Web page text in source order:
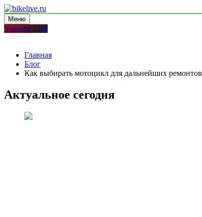
Перейти
к
содержимому
bikelive.ru
блог про мотоциклы
Меню
Youtube Live
Главная
Блог
Как выбирать мотоцикл для дальнейших ремонтов
Актуальное сегодня